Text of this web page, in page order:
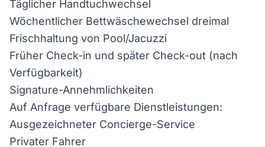
Täglicher Handtuchwechsel
Wöchentlicher Bettwäschewechsel dreimal
Frischhaltung von Pool/Jacuzzi
Früher Check-in und später Check-out (nach
Verfügbarkeit)
Signature-Annehmlichkeiten
Auf Anfrage verfügbare Dienstleistungen:
Ausgezeichneter Concierge-Service
Privater Fahrer